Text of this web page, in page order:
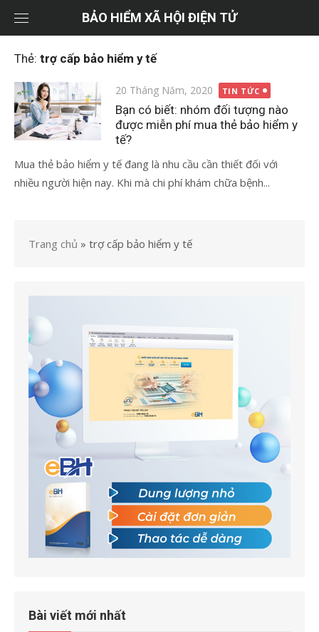
dung
BẢO HIỂM XÃ HỘI ĐIỆN TỬ
Thẻ: trợ cấp bảo hiểm y tế
Đăng
vào
20 Tháng Năm, 2020 TIN TỨC
Bạn có biết: nhóm đối tượng nào
được miễn phí mua thẻ bảo hiểm y
tế?
Mua thẻ bảo hiểm y tế đang là nhu cầu cần thiết đối với
nhiều người hiện nay. Khi mà chi phí khám chữa bệnh...
Trang chủ » trợ cấp bảo hiểm y tế
Bài viết mới nhất